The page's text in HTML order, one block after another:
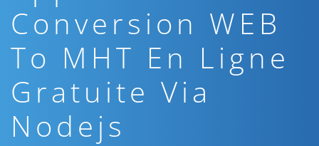
Conversion WEB
To MHT En Ligne
Gratuite Via
Nodejs